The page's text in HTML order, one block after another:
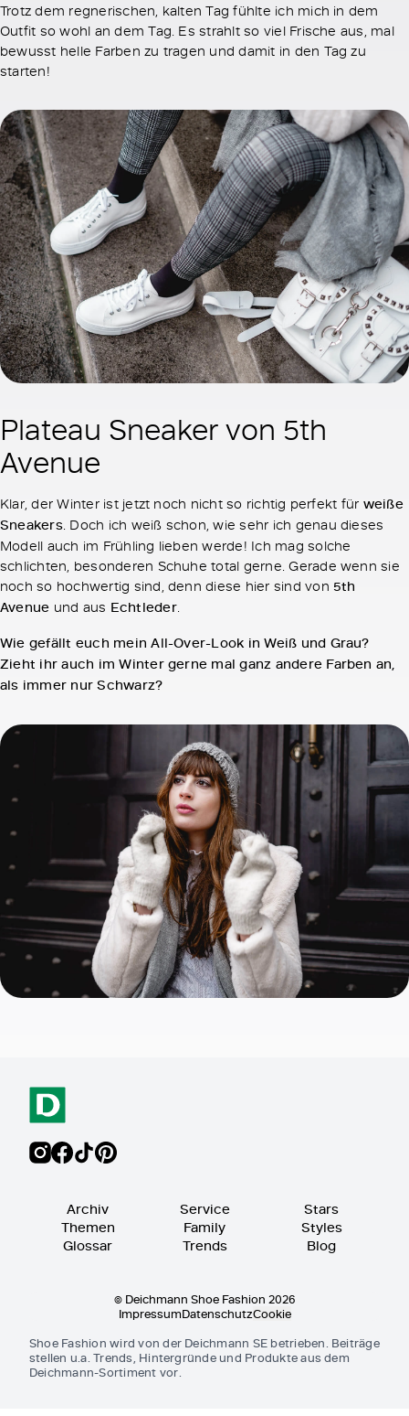
Trotz dem regnerischen, kalten Tag fühlte ich mich in dem
Outfit so wohl an dem Tag. Es strahlt so viel Frische aus, mal
bewusst helle Farben zu tragen und damit in den Tag zu
starten!
Plateau Sneaker von 5th
Avenue
Klar, der Winter ist jetzt noch nicht so richtig perfekt für weiße
Sneakers. Doch ich weiß schon, wie sehr ich genau dieses
Modell auch im Frühling lieben werde! Ich mag solche
schlichten, besonderen Schuhe total gerne. Gerade wenn sie
noch so hochwertig sind, denn diese hier sind von 5th
Avenue und aus Echtleder.
Wie gefällt euch mein All-Over-Look in Weiß und Grau?
Zieht ihr auch im Winter gerne mal ganz andere Farben an,
als immer nur Schwarz?
Archiv
Themen
Glossar
Service
Family
Trends
Stars
Styles
Blog
© Deichmann Shoe Fashion 2026
ImpressumDatenschutzCookie
Shoe Fashion wird von der Deichmann SE betrieben. Beiträge
stellen u.a. Trends, Hintergründe und Produkte aus dem
Deichmann-Sortiment vor.